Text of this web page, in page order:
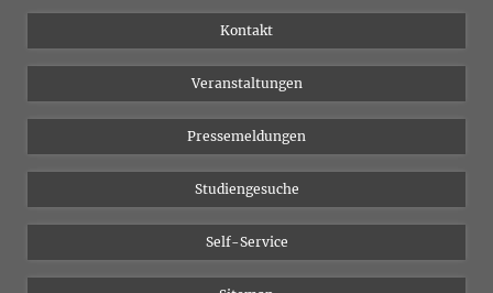
YouTube
Kontakt
Veranstaltungen
Pressemeldungen
Studiengesuche
Self-Service